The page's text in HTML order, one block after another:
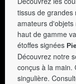
tissus de grandes
amateurs
haut de gamme
étoffes signées
Découvrez notre
conçus à la main.
singulière.